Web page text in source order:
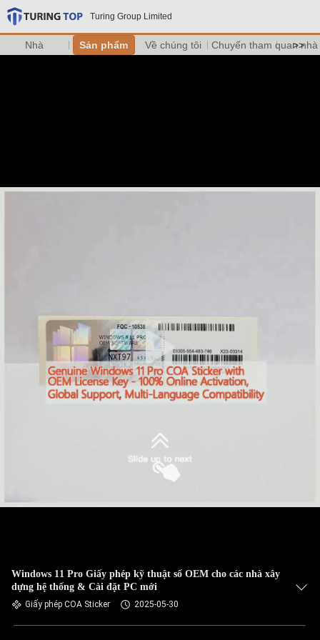
Turing Group Limited
Nhà Sản phẩm Về chúng tôi Chuyến tham quan nhà
>>
Windows 11 Pro Giấy phép kỹ thuật số OEM cho các nhà xây
dựng hệ thống & Cài đặt PC mới
Giấy phép COA Sticker 2025-05-30